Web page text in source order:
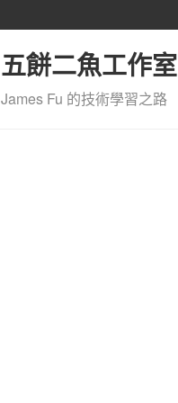
五餅二魚工作室
James Fu 的技術學習之路